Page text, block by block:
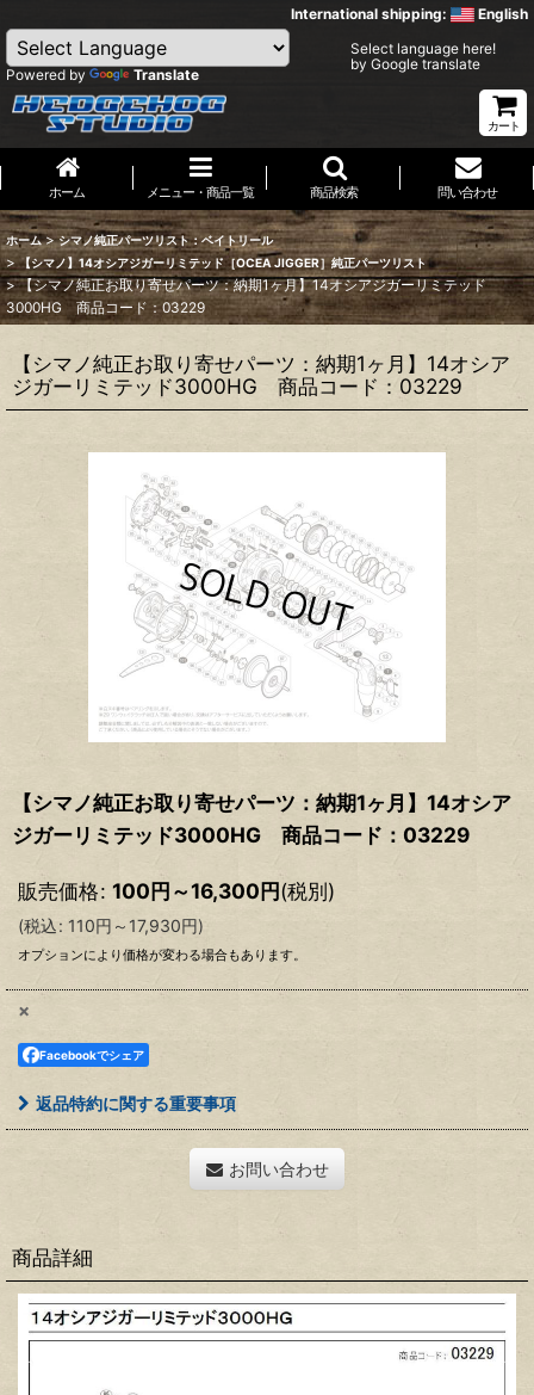
International shipping: English
Powered by Translate
Select language here!
by Google translate
カート
ホーム メニュー・商品一覧 商品検索 問い合わせ
ホーム > シマノ純正パーツリスト：ベイトリール
> 【シマノ】14オシアジガーリミテッド［OCEA JIGGER］純正パーツリスト
> 【シマノ純正お取り寄せパーツ：納期1ヶ月】14オシアジガーリミテッド
3000HG 商品コード：03229
【シマノ純正お取り寄せパーツ：納期1ヶ月】14オシア
ジガーリミテッド3000HG 商品コード：03229
【シマノ純正お取り寄せパーツ：納期1ヶ月】14オシア
ジガーリミテッド3000HG 商品コード：03229
販売価格: 100円～16,300円(税別)
(税込: 110円 ～17,930円)
オプションにより価格が変わる場合もあります。
×
Facebookでシェア
返品特約に関する重要事項
お問い合わせ
商品詳細